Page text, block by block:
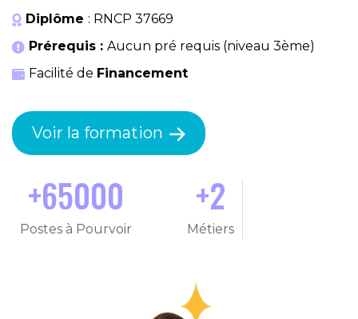
Diplôme : RNCP 37669
Prérequis : Aucun pré requis (niveau 3ème)
Facilité de Financement
Voir la formation
+3
Métiers
+65000
Postes à Pourvoir